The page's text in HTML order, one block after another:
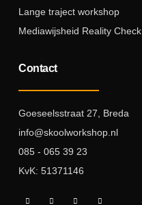
Lange traject workshop
Mediawijsheid Reality Check
Contact
Goeseelsstraat 27, Breda
info@skoolworkshop.nl
085 - 065 39 23
KvK: 51371146
i
n
c
i